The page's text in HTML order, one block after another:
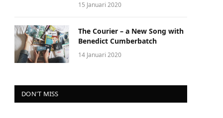
15 Januari 2020
The Courier – a New Song with
Benedict Cumberbatch
14 Januari 2020
DON'T MISS